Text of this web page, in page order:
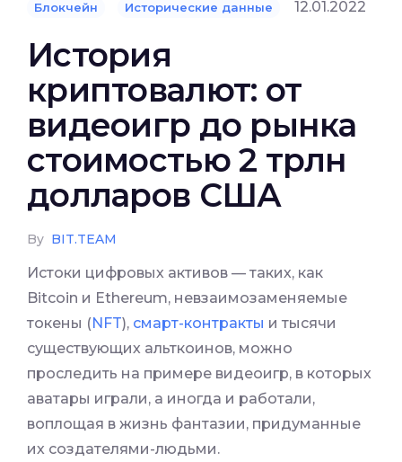
Блокчейн Исторические данные 12.01.2022
История
криптовалют: от
видеоигр до рынка
стоимостью 2 трлн
долларов США
By BIT.TEAM
Истоки цифровых активов — таких, как
Bitcoin и Ethereum, невзаимозаменяемые
токены ( NFT), смарт-контракты и тысячи
существующих альткоинов, можно
проследить на примере видеоигр, в которых
аватары играли, а иногда и работали,
воплощая в жизнь фантазии, придуманные
их создателями-людьми.